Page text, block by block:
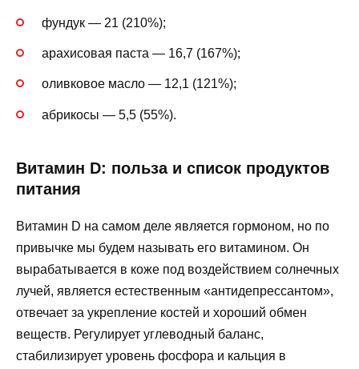
фундук — 21 (210%);
арахисовая паста — 16,7 (167%);
оливковое масло — 12,1 (121%);
абрикосы — 5,5 (55%).
Витамин D: польза и список продуктов
питания
Витамин D на самом деле является гормоном, но по
привычке мы будем называть его витамином. Он
вырабатывается в коже под воздействием солнечных
лучей, является естественным «антидепрессантом»,
отвечает за укрепление костей и хороший обмен
веществ. Регулирует углеводный баланс,
стабилизирует уровень фосфора и кальция в